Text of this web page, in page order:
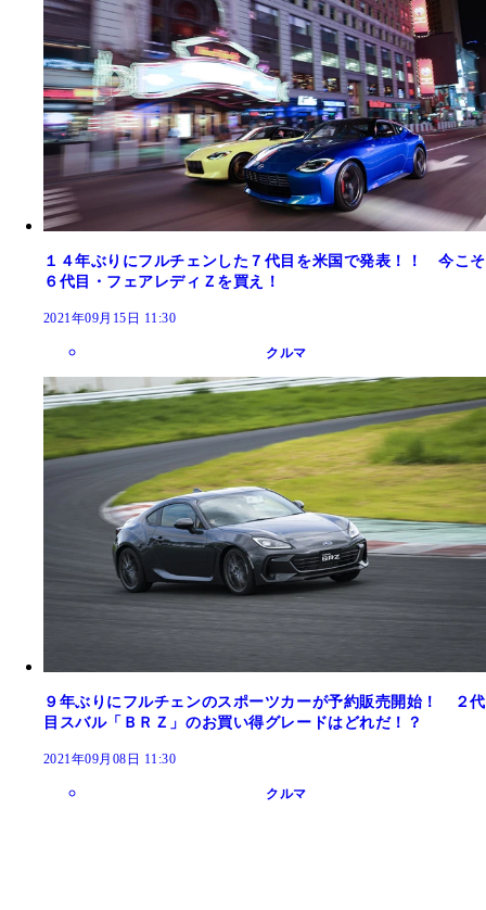
１４年ぶりにフルチェンした７代目を米国で発表！！ 今こそ
６代目・フェアレディＺを買え！
2021年09月15日 11:30
クルマ
９年ぶりにフルチェンのスポーツカーが予約販売開始！ ２代
目スバル「ＢＲＺ」のお買い得グレードはどれだ！？
2021年09月08日 11:30
クルマ